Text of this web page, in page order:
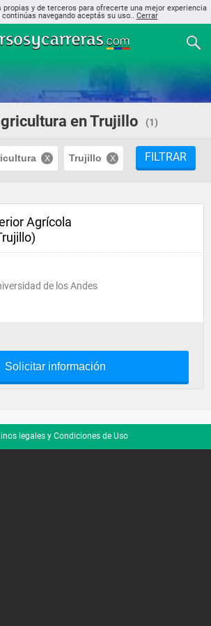
y de terceros para ofrecerte una mejor experiencia
navegando aceptás su uso.. Cerrar
en Trujillo (1)
Trujillo FILTRAR
Agrícola
de los Andes
Solicitar información
legales y Condiciones de Uso